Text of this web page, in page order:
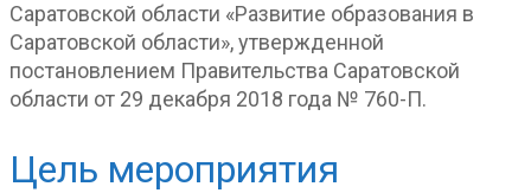
Саратовской области «Развитие образования в
Саратовской области», утвержденной
постановлением Правительства Саратовской
области от 29 декабря 2018 года № 760-П.
Цель мероприятия